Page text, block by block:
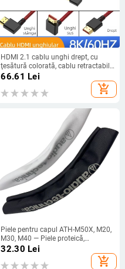
HDMI 2.1 cablu unghi drept, cu
ţesătură colorată, cablu retractabil
cu arc, 1 m, video 8K
66.61 Lei
add_shopping_cart
Piele pentru capul ATH-M50X, M20,
M30, M40 — Piele proteică,
Personalizabil după mostră, 1
32.30 Lei
add_shopping_cart